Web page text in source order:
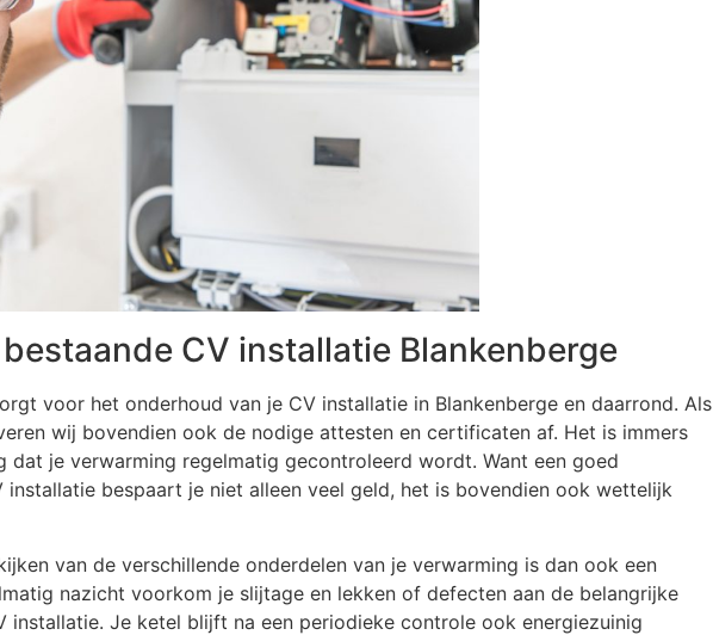
CV installatie Blankenberge
voor het onderhoud van je CV installatie in Blankenberge en daarrond. Als
wij bovendien ook de nodige attesten en certificaten af. Het is immers
dat je verwarming regelmatig gecontroleerd wordt. Want een goed
installatie bespaart je niet alleen veel geld, het is bovendien ook wettelijk
van de verschillende onderdelen van je verwarming is dan ook een
nazicht voorkom je slijtage en lekken of defecten aan de belangrijke
installatie. Je ketel blijft na een periodieke controle ook energiezuinig